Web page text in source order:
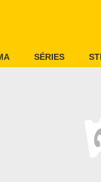
SÉRIES